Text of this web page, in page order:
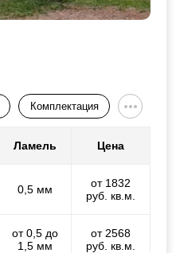
Комплектация
Ламель Цена
0,5 мм
от 1832
руб. кв.м.
от 0,5 до
1,5 мм
от 2568
руб. кв.м.